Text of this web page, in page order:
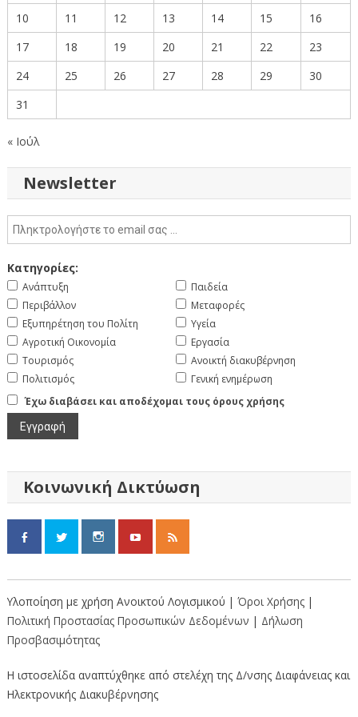
10
11 12 13 14 15
16
17
18 19 20 21 22
23
24
25 26 27 28 29
30
31
« Ιούλ
Newsletter
Κατηγορίες:
Ανάπτυξη
Περιβάλλον
Εξυπηρέτηση του Πολίτη
Αγροτική Οικονομία
Τουρισμός
Πολιτισμός
Παιδεία
Μεταφορές
Υγεία
Εργασία
Ανοικτή διακυβέρνηση
Γενική ενημέρωση
Έχω διαβάσει και αποδέχομαι τους όρους χρήσης
Κοινωνική Δικτύωση
Υλοποίηση με χρήση Ανοικτού Λογισμικού | Όροι Χρήσης |
Πολιτική Προστασίας Προσωπικών Δεδομένων | Δήλωση
Προσβασιμότητας
Η ιστοσελίδα αναπτύχθηκε από στελέχη της Δ/νσης Διαφάνειας και
Ηλεκτρονικής Διακυβέρνησης